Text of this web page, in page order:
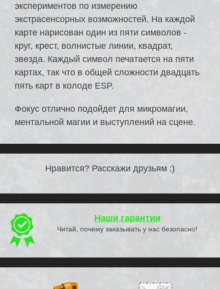
экспериментов по измерению
экстрасенсорных возможностей. На каждой
карте нарисован один из пяти символов -
круг, крест, волнистые линии, квадрат,
звезда. Каждый символ печатается на пяти
картах, так что в общей сложности двадцать
пять карт в колоде ESP.
Фокус отлично подойдет для микромагии,
ментальной магии и выступлений на сцене.
Нравится? Расскажи друзьям :)
Наши гарантии
Читай, почему заказывать у нас безопасно!